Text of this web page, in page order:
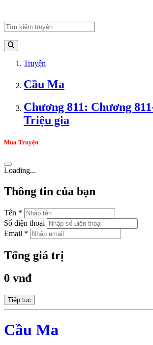
Truyện
Cầu Ma
Chương 811: Chương
Triệu gia
Mua Truyện
Loading...
Thông tin của bạn
Tên *
Số điện thoại
Email *
Tổng giá trị
0 vnđ
Tiếp tục
Cầu Ma